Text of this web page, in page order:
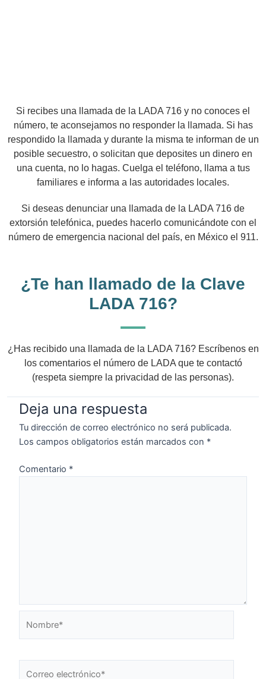
Si recibes una llamada de la LADA 716 y no conoces el
número, te aconsejamos no responder la llamada. Si has
respondido la llamada y durante la misma te informan de un
posible secuestro, o solicitan que deposites un dinero en
una cuenta, no lo hagas. Cuelga el teléfono, llama a tus
familiares e informa a las autoridades locales.
Si deseas denunciar una llamada de la LADA 716 de
extorsión telefónica, puedes hacerlo comunicándote con el
número de emergencia nacional del país, en México el 911.
¿Te han llamado de la Clave
LADA 716?
¿Has recibido una llamada de la LADA 716? Escríbenos en
los comentarios el número de LADA que te contactó
(respeta siempre la privacidad de las personas).
Deja una respuesta
Tu dirección de correo electrónico no será publicada.
Los campos obligatorios están marcados con *
Comentario *